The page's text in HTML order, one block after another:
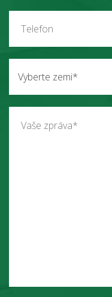
Vyberte zemi*